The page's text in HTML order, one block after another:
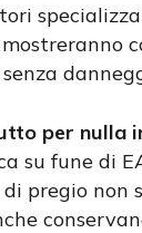
per nulla
su fune di
pregio non